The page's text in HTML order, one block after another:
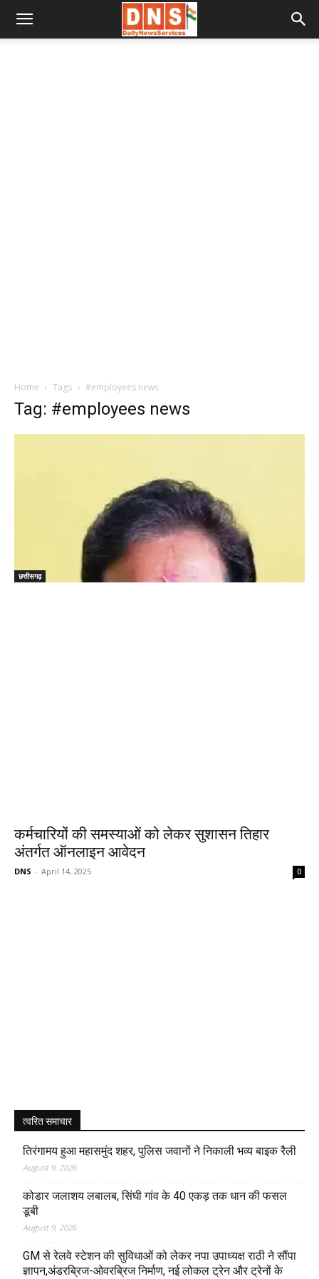
Home Tags #employees news
Tag: #employees news
छत्तीसगढ़
कर्मचारियों की समस्याओं को लेकर सुशासन तिहार
अंतर्गत ऑनलाइन आवेदन
DNS - April 14, 2025 0
त्वरित समाचार
तिरंगामय हुआ महासमुंद शहर, पुलिस जवानों ने निकाली भव्य बाइक रैली
August 9, 2026
कोडार जलाशय लबालब, सिंघी गांव के 40 एकड़ तक धान की फसल
डूबी
August 9, 2026
GM से रेलवे स्टेशन की सुविधाओं को लेकर नपा उपाध्यक्ष राठी ने सौंपा
ज्ञापन,अंडरब्रिज-ओवरब्रिज निर्माण, नई लोकल ट्रेन और ट्रेनों के